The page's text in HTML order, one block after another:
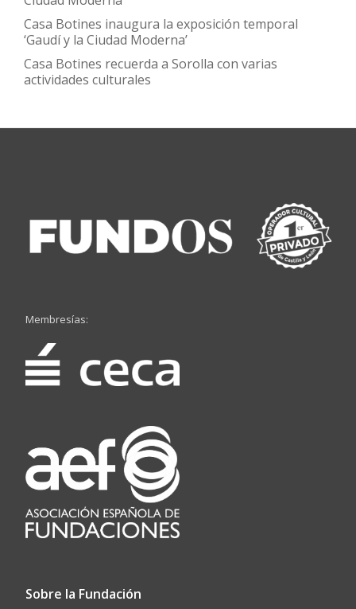
Casa Botines inaugura la exposición temporal
‘Gaudí y la Ciudad Moderna’
Casa Botines recuerda a Sorolla con varias
actividades culturales
Membresías:
Sobre la Fundación